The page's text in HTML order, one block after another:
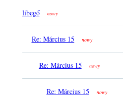
libegő nowy
Re: Március 15 nowy
Re: Március 15 nowy
Re: Március 15 nowy